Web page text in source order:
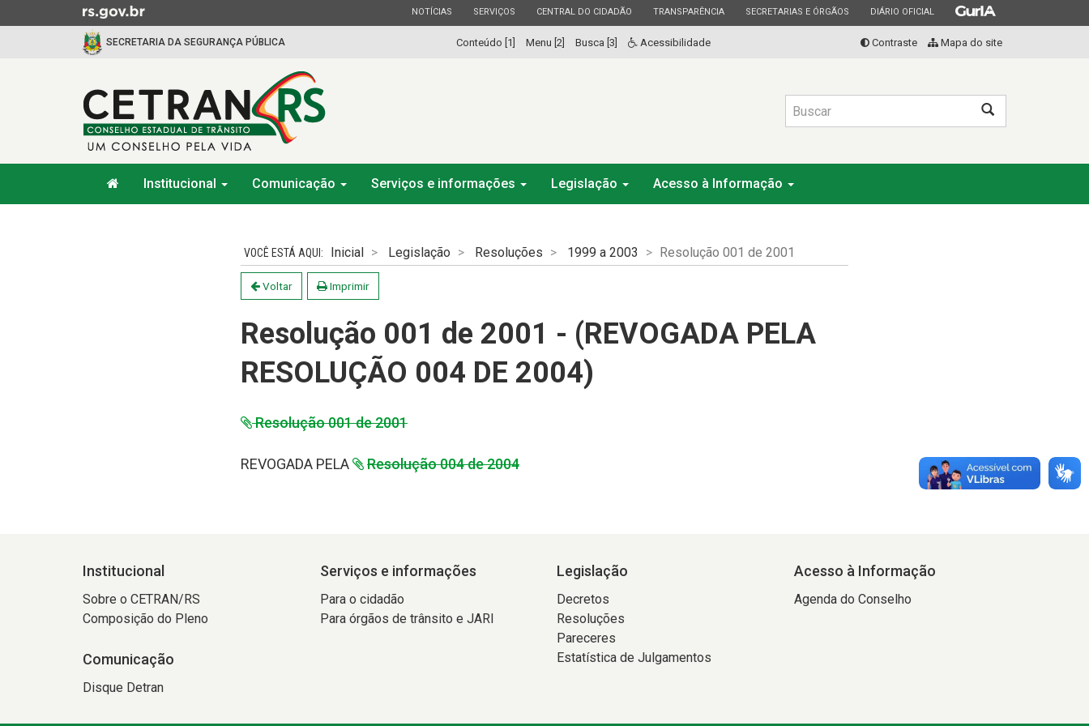
para
Ir
a
ESTADO
NOTÍCIAS ESTADO
SERVIÇOS ESTADO
CENTRAL DO CIDADÃO ESTADO
TRANSPARÊNCIA ESTADO
SECRETARIAS E ÓRGÃOS ESTADO
DIÁRIO OFICIAL ESTADO
SECRETARIA DA SEGURANÇA PÚBLICA Conteúdo [1] Menu [2] Busca [3] Acessibilidade Contraste Mapa do site
Buscar
Institucional Comunicação Serviços e informações Legislação
Acesso à Informação
Inicial Legislação Resoluções 1999 a 2003 Resolução 001 de 2001
Voltar Imprimir
Resolução 001 de 2001 - (REVOGADA PELA
RESOLUÇÃO 004 DE 2004)
Resolução 001 de 2001
REVOGADA PELA Resolução 004 de 2004
Institucional
Sobre o CETRAN/RS
Composição do Pleno
Comunicação
Disque Detran
Serviços e informações
Para o cidadão
Para órgãos de trânsito e JARI
Legislação
Decretos
Resoluções
Pareceres
Estatística de Julgamentos
Acesso à Informação
Agenda do Conselho